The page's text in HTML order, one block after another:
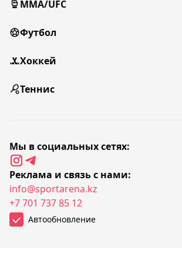
MMA/UFC
Футбол
Хоккей
Теннис
Мы в социальных сетях:
Реклама и связь с нами:
info@sportarena.kz
+7 701 737 85 12
Автообновление